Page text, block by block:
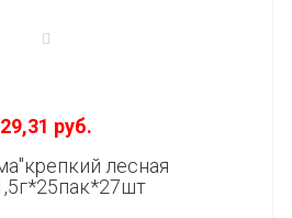
29,31 руб.
лесная